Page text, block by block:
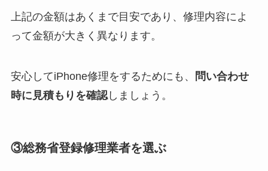
上記の金額はあくまで目安であり、修理内容によ
って金額が大きく異なります。
安心してiPhone修理をするためにも、
問い合わせ
時に見積もりを確認しましょう。
③総務省登録修理業者を選ぶ